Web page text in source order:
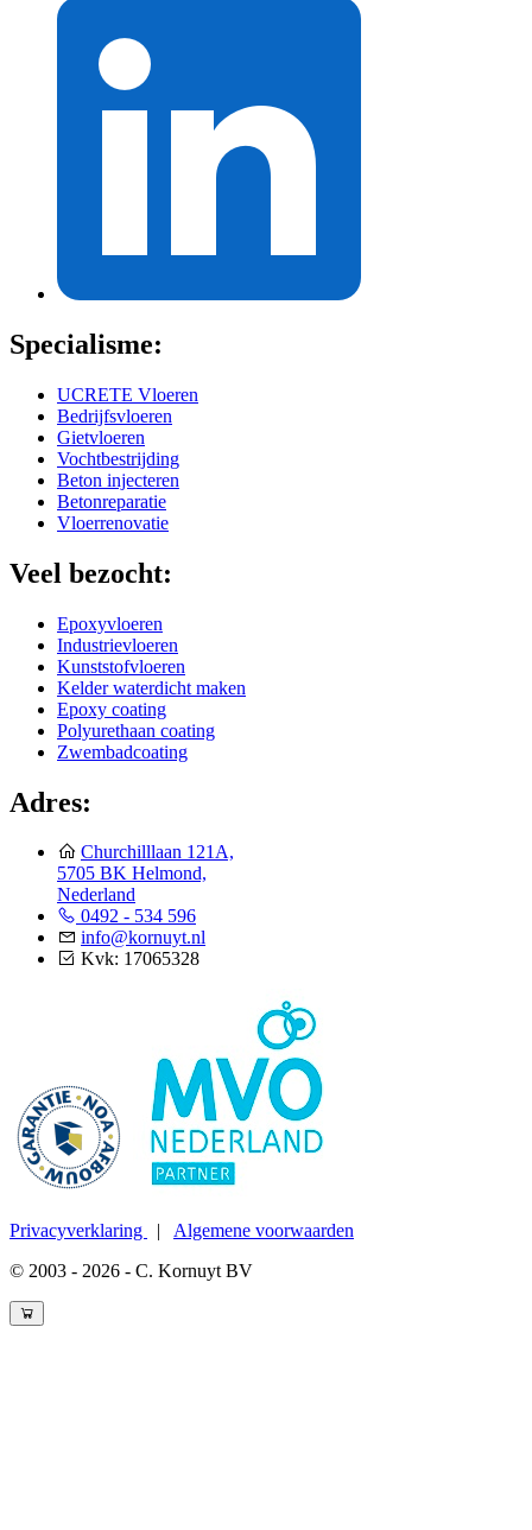
Specialisme:
UCRETE Vloeren
Bedrijfsvloeren
Gietvloeren
Vochtbestrijding
Beton injecteren
Betonreparatie
Vloerrenovatie
Veel bezocht:
Epoxyvloeren
Industrievloeren
Kunststofvloeren
Kelder waterdicht maken
Epoxy coating
Polyurethaan coating
Zwembadcoating
Adres:
Churchilllaan 121A,
5705 BK Helmond,
Nederland
0492 - 534 596
info@kornuyt.nl
Kvk: 17065328
Privacyverklaring
Algemene voorwaarden
© 2003 - 2026 - C. Kornuyt BV